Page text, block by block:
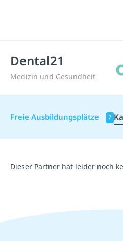
Dental21
Medizin und Gesundheit
Freie Ausbildungsplätze 7
Dieser Partner hat leider noch